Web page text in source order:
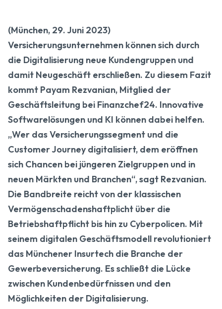
(München, 29. Juni 2023)
Versicherungsunternehmen können sich durch
die Digitalisierung neue Kundengruppen und
damit Neugeschäft erschließen. Zu diesem Fazit
kommt Payam Rezvanian, Mitglied der
Geschäftsleitung bei Finanzchef24. Innovative
Softwarelösungen und KI können dabei helfen.
„Wer das Versicherungssegment und die
Customer Journey digitalisiert, dem eröffnen
sich Chancen bei jüngeren Zielgruppen und in
neuen Märkten und Branchen“, sagt Rezvanian.
Die Bandbreite reicht von der klassischen
Vermögenschadenshaftplicht über die
Betriebshaftpflicht bis hin zu Cyberpolicen. Mit
seinem digitalen Geschäftsmodell revolutioniert
das Münchener Insurtech die Branche der
Gewerbeversicherung. Es schließt die Lücke
zwischen Kundenbedürfnissen und den
Möglichkeiten der Digitalisierung.